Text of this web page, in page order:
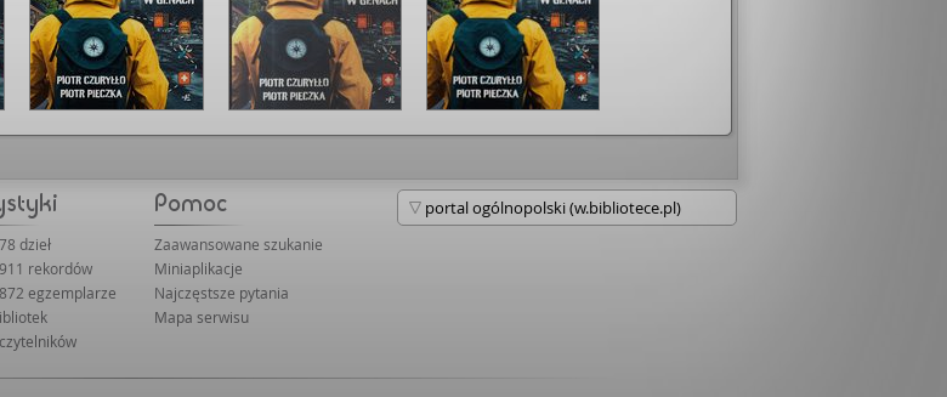
dzieł
rekordów
egzemplarze
Zaawansowane szukanie
Miniaplikacje
Najczęstsze pytania
Mapa serwisu